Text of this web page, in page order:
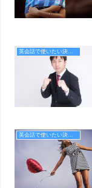
英会話で使いたい決め台詞
英会話で使いたい決め台詞